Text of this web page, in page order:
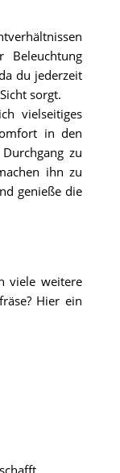
Beleuchtung
du jederzeit
sorgt.
vielseitiges
in den
zu
ihn zu
genieße die
viele weitere
Hier ein